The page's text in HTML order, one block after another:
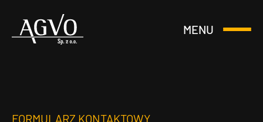
Header
MENU
Otwórz
FORMULARZ KONTAKTOWY